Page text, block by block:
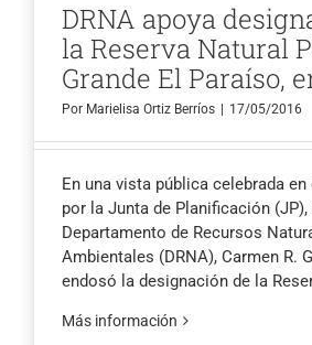
DRNA apoya
la Reserva Natural
Grande El Paraíso,
Por Marielisa Ortiz Berríos 17/05/2016
En una vista pública celebrada
por la Junta de Planificación (JP),
Departamento de Recursos
Ambientales (DRNA), Carmen R.
endosó la designación de la
Más información